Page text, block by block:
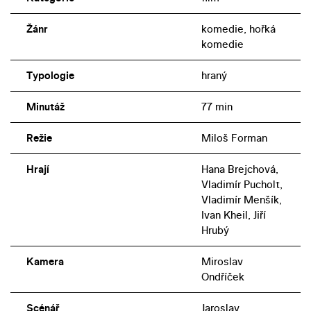
nominovány na Oscara i Zlatý glóbus.
Žánr
komedie, hořká
komedie
Typologie hraný
Minutáž 77 min
Režie Miloš Forman
Hrají
Hana Brejchová,
Vladimír Pucholt,
Vladimír Menšík,
Ivan Kheil, Jiří
Hrubý
Kamera
Miroslav
Ondříček